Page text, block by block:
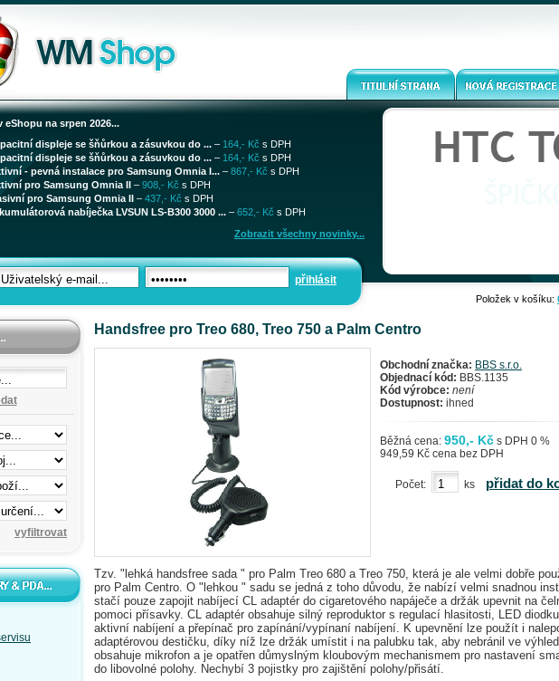
eShopu na srpen 2026...
displeje se šňůrkou a zásuvkou do ... – 164,- Kč s DPH
displeje se šňůrkou a zásuvkou do ... – 164,- Kč s DPH
- pevná instalace pro Samsung Omnia I... – 867,- Kč s DPH
pro Samsung Omnia II – 908,- Kč s DPH
pro Samsung Omnia II – 437,- Kč s DPH
nabíječka LVSUN LS-B300 3000 ... – 652,- Kč s DPH
Zobrazit všechny novinky...
přihlásit
Položek v košíku:
Handsfree pro Treo 680, Treo 750 a Palm Centro
Obchodní značka: BBS s.r.o.
Objednací kód: BBS.1135
Kód výrobce: není
Dostupnost: ihned
Běžná cena: 950,- Kč s DPH 0 %
949,59 Kč cena bez DPH
Počet: ks přidat do
Tzv. "lehká handsfree sada " pro Palm Treo 680 a Treo 750, která je ale velmi dobře
pro Palm Centro. O "lehkou " sadu se jedná z toho důvodu, že nabízí velmi snadnou
stačí pouze zapojit nabíjecí CL adaptér do cigaretového napáječe a držák upevnit na
pomoci přísavky. CL adaptér obsahuje silný reproduktor s regulací hlasitosti, LED
aktivní nabíjení a přepínač pro zapínání/vypínaní nabíjení. K upevnění lze použít i
adaptérovou destičku, díky níž lze držák umístit i na palubku tak, aby nebránil ve
obsahuje mikrofon a je opatřen důmyslným kloubovým mechanismem pro nastavení
do libovolné polohy. Nechybí 3 pojistky pro zajištění polohy/přisátí.